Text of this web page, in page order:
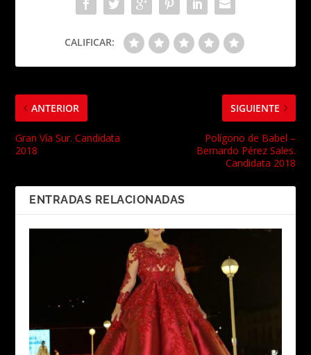
CALIFICAR:
ANTERIOR
Gran Vía Sur. Candidata
2018
SIGUIENTE
Polígono de Babel –
Bernardo Pérez Sales.
Candidata 2018
ENTRADAS RELACIONADAS